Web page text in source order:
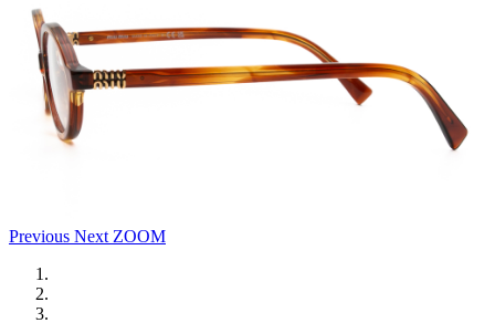
Previous Next ZOOM